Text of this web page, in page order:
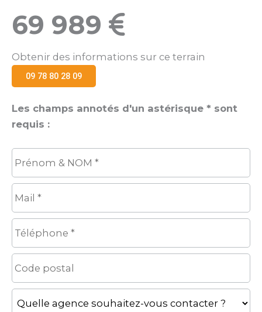
69 989
Obtenir des informations sur ce terrain
09 78 80 28 09
Les champs annotés d'un astérisque * sont
requis :